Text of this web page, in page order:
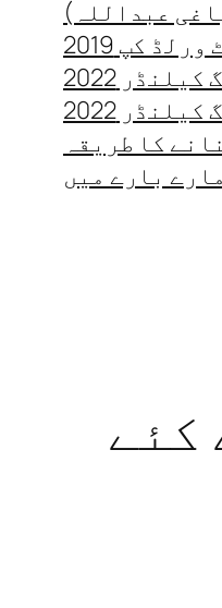
عبداللہ)
کپ 2019
2022
2022
کا طریقہ
بارے میں
کئے